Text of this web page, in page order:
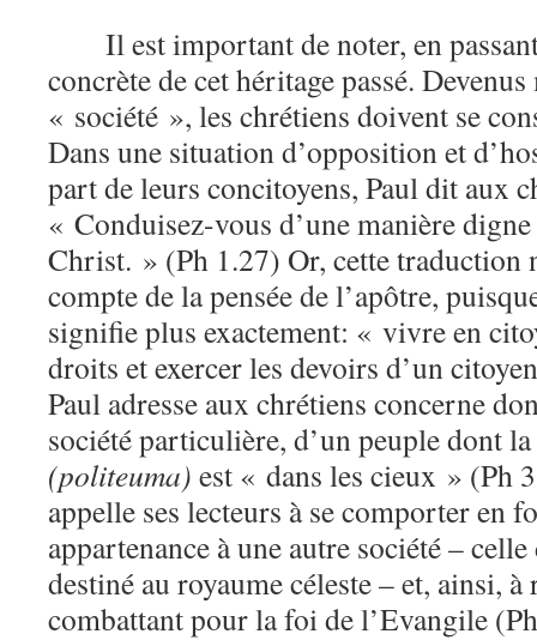
Il est important de noter, en
concrète de cet héritage passé.
« société », les chrétiens doivent se
Dans une situation d’opposition et
part de leurs concitoyens, Paul dit aux
« Conduisez-vous d’une manière
Christ. » (Ph 1.27) Or, cette traduction
compte de la pensée de l’apôtre,
signifie plus exactement: « vivre en
droits et exercer les devoirs d’un
Paul adresse aux chrétiens concerne
société particulière, d’un peuple dont
(politeuma) est « dans les cieux » (Ph
appelle ses lecteurs à se comporter en
appartenance à une autre société –
destiné au royaume céleste – et, ainsi,
combattant pour la foi de l’Evangile